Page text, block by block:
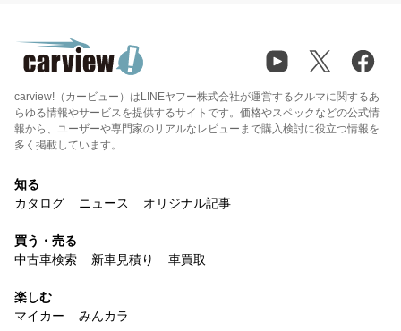
carview!（カービュー）はLINEヤフー株式会社が運営するクルマに関するあ
らゆる情報やサービスを提供するサイトです。価格やスペックなどの公式情
報から、ユーザーや専門家のリアルなレビューまで購入検討に役立つ情報を
多く掲載しています。
知る
カタログ
ニュース オリジナル記事
買う・売る
中古車検索
新車見積り 車買取
楽しむ
マイカー
みんカラ